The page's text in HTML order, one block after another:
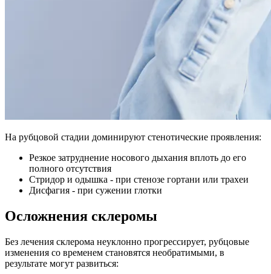
На рубцовой стадии доминируют стенотические проявления:
Резкое затруднение носового дыхания вплоть до его
полного отсутствия
Стридор и одышка - при стенозе гортани или трахеи
Дисфагия - при сужении глотки
Осложнения склеромы
Без лечения склерома неуклонно прогрессирует, рубцовые
изменения со временем становятся необратимыми, в
результате могут развиться: